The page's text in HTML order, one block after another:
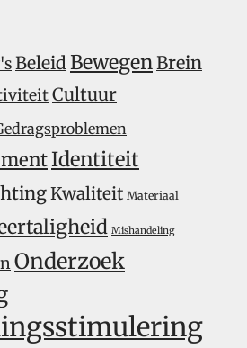
Beleid BewegenBrein
Cultuur
Identiteit
Kwaliteit Materiaal
Mishandeling
Onderzoek